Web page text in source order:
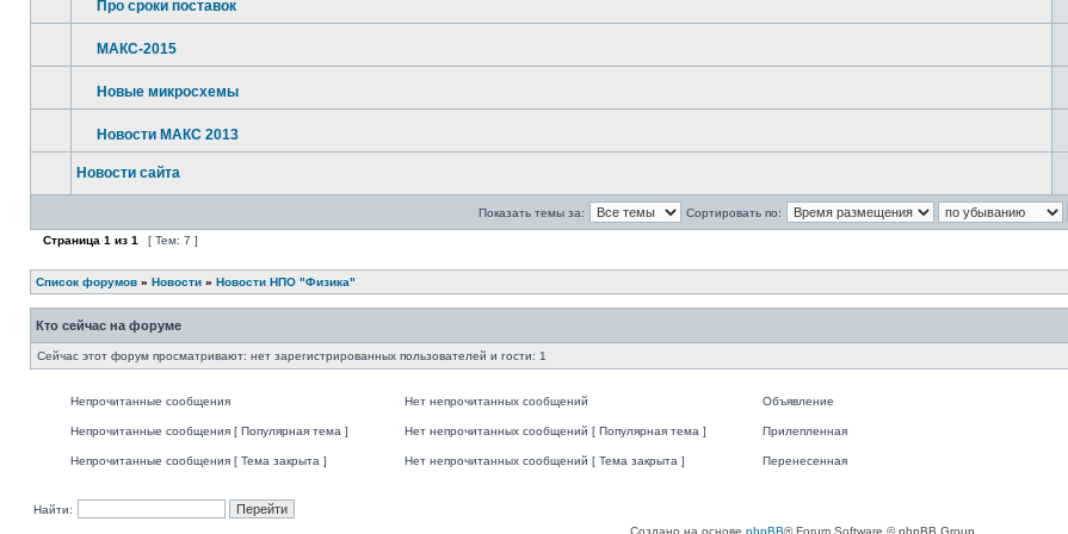
Про сроки поставок
МАКС-2015
Новые микросхемы
Новости МАКС 2013
Новости сайта
Показать темы за: Сортировать по:
Страница 1 из 1 [ Тем: 7 ]
Список форумов » Новости » Новости НПО "Физика"
Кто сейчас на форуме
Сейчас этот форум просматривают: нет зарегистрированных пользователей и гости: 1
Непрочитанные сообщения Нет непрочитанных сообщений Объявление
Непрочитанные сообщения [ Популярная тема ] Нет непрочитанных сообщений [ Популярная тема ] Прилепленная
Непрочитанные сообщения [ Тема закрыта ] Нет непрочитанных сообщений [ Тема закрыта ] Перенесенная
Найти:
Создано на основе phpBB® Forum Software © phpBB Group